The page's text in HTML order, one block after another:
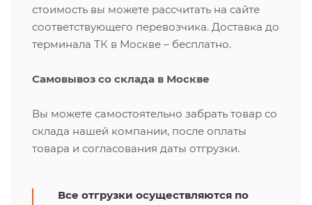
стоимость вы можете рассчитать на сайте
соответствующего перевозчика. Доставка до
терминала ТК в Москве – бесплатно.
Самовывоз со склада в Москве
Вы можете самостоятельно забрать товар со
склада нашей компании, после оплаты
товара и согласования даты отгрузки.
Все отгрузки осуществляются по